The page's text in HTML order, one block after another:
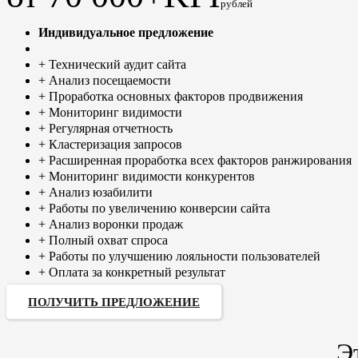
рублей
Индивидуальное предложение
+ Технический аудит сайта
+ Анализ посещаемости
+ Проработка основных факторов продвижения
+ Мониторинг видимости
+ Регулярная отчетность
+ Кластеризация запросов
+ Расширенная проработка всех факторов ранжирования
+ Мониторинг видимости конкурентов
+ Анализ юзабилити
+ Работы по увеличению конверсии сайта
+ Анализ воронки продаж
+ Полный охват спроса
+ Работы по улучшению лояльности пользователей
+ Оплата за конкретный результат
ПОЛУЧИТЬ ПРЕДЛОЖЕНИЕ